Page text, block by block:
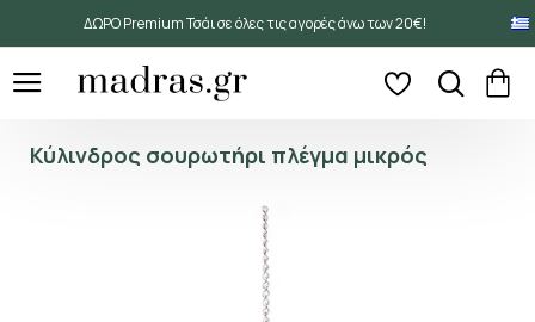
ΔΩΡΟ Premium Τσάι σε όλες τις αγορές άνω των 20€!
Κύλινδρος σουρωτήρι πλέγμα μικρός